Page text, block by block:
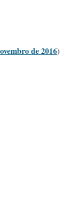
de 2016)